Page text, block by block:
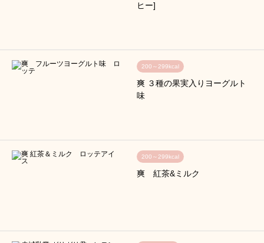
ヒー]
200～299kcal
爽 ３種の果実入りヨーグルト
味
200～299kcal
爽 紅茶&ミルク